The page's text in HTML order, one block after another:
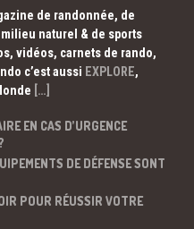
de randonnée, de
naturel & de sports
vidéos, carnets de rando,
c’est aussi EXPLORE,
[…]
EN CAS D’URGENCE
DE DÉFENSE SONT
POUR RÉUSSIR VOTRE